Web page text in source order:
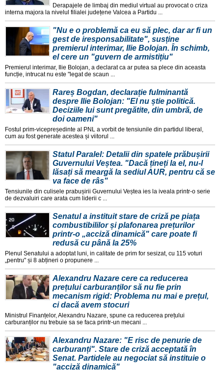
Derapajele de limbaj din mediul virtual au provocat o criza
interna majora la nivelul filialei județene Valcea a Partidu ...
"Nu e o problemă ca eu să plec, dar ar fi un
gest de iresponsabilitate", susține
premierul interimar, Ilie Bolojan. În schimb,
el cere un "guvern de armistițiu"
Premierul interimar, Ilie Bolojan, a declarat ca ar putea sa plece din aceasta
funcție, intrucat nu este "legat de scaun ...
Rareș Bogdan, declarație fulminantă
despre Ilie Bolojan: "El nu știe politică.
Deciziile lui sunt pregătite, din umbră, de
doi oameni"
Fostul prim-vicepreședinte al PNL a vorbit de tensiunile din partidul liberal,
cum au fost generate acestea și viitorul ...
Statul Paralel: Detalii din spatele prăbușirii
Guvernului Veștea. "Dacă țineți la el, nu-l
lăsați să meargă la sediul AUR, pentru că se
va face de râs"
Tensiunile din culisele prabușirii Guvernului Veștea ies la iveala printr-o serie
de dezvaluiri care arata cum liderii c ...
Senatul a instituit stare de criză pe piața
combustibililor și plafonarea prețurilor
printr-o „acciză dinamică" care poate fi
redusă cu până la 25%
Plenul Senatului a adoptat luni, in calitate de prim for sesizat, cu 115 voturi
„pentru" și 8 abțineri o propunere ...
Alexandru Nazare cere ca reducerea
prețului carburanților să nu fie prin
mecanism rigid: Problema nu mai e prețul,
ci dacă avem stocuri
Ministrul Finanțelor, Alexandru Nazare, spune ca reducerea prețului
carburanților nu trebuie sa se faca printr-un mecani ...
Alexandru Nazare: "E risc de penurie de
carburanți". Stare de criză acceptată în
Senat. Partidele au negociat să instituie o
"acciză dinamică"